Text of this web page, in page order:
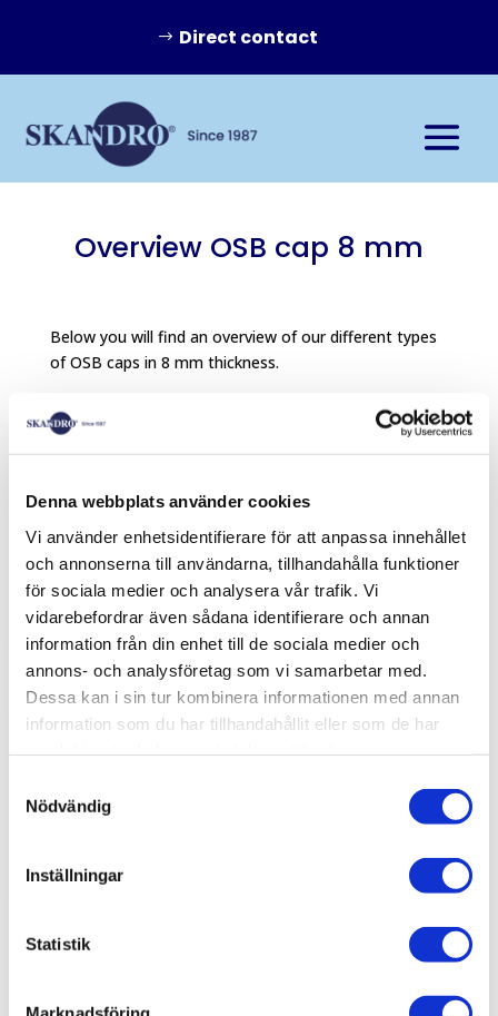
Denna webbplats använder cookies
Vi använder enhetsidentifierare för att anpassa innehållet
och annonserna till användarna, tillhandahålla funktioner
för sociala medier och analysera vår trafik. Vi
vidarebefordrar även sådana identifierare och annan
information från din enhet till de sociala medier och
annons- och analysföretag som vi samarbetar med.
Dessa kan i sin tur kombinera informationen med annan
information som du har tillhandahållit eller som de har
Nödvändig
Inställningar
Statistik
Direct contact
Overview OSB cap 8 mm
Below you will find an overview of our different types
of OSB caps in 8 mm thickness.
New OSB caps 1200×800 mm - 8
mm
New OSB caps 600×800 mm - 8